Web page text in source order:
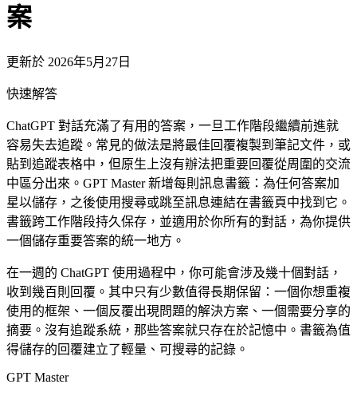
案
更新於 2026年5月27日
快速解答
ChatGPT 對話充滿了有用的答案，一旦工作階段繼續前進就
容易失去追蹤。常見的做法是將最佳回覆複製到筆記文件，或
貼到追蹤表格中，但原生上沒有辦法把重要回覆從周圍的交流
中區分出來。GPT Master 新增每則訊息書籤：為任何答案加
星以儲存，之後使用搜尋或跳至訊息連結在書籤頁中找到它。
書籤跨工作階段持久保存，並適用於你所有的對話，為你提供
一個儲存重要答案的統一地方。
在一週的 ChatGPT 使用過程中，你可能會涉及幾十個對話，
收到幾百則回覆。其中只有少數值得長期保留：一個你想重複
使用的框架、一個反覆出現問題的解決方案、一個需要分享的
摘要。沒有追蹤系統，那些答案就只存在於記憶中。書籤為值
得儲存的回覆建立了輕量、可搜尋的記錄。
GPT Master